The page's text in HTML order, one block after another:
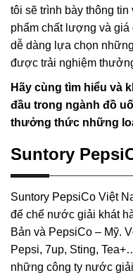
tôi sẽ trình bày thông
phẩm chất lượng và giá
dễ dàng lựa chọn
được trải nghiệm
Hãy cùng tìm hiểu và
đầu trong ngành đồ
thưởng thức những
Suntory
Suntory PepsiCo Việt
đế chế nước giải khát
Bản và PepsiCo – Mỹ.
Pepsi, 7up, Sting,
những công ty nước